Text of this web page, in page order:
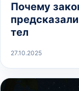
Почему
тел
27.10.2025